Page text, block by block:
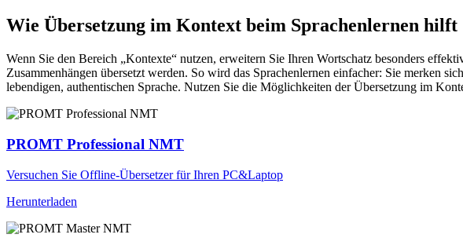
Wie Übersetzung im Kontext beim Sprachenlernen hilft
Wenn Sie den Bereich „Kontexte“ nutzen, erweitern Sie Ihren Wortschatz besonders
Zusammenhängen übersetzt werden. So wird das Sprachenlernen einfacher: Sie merken
lebendigen, authentischen Sprache. Nutzen Sie die Möglichkeiten der Übersetzung im
PROMT Professional NMT
Versuchen Sie Offline-Übersetzer für Ihren PC&Laptop
Herunterladen